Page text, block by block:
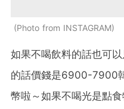
Photo from INSTAGRAM
如果不喝飲料的話也可
的話價錢是6900-7900
幣啦～如果不喝光是點